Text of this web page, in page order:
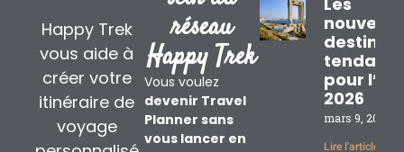
Happy Trek
vous aide à
créer votre
itinéraire de
voyage
réseau
Happy Trek
Vous voulez
devenir Travel
Planner sans
vous lancer en
pour
2026
mars 9, 2026
Lire l'article »